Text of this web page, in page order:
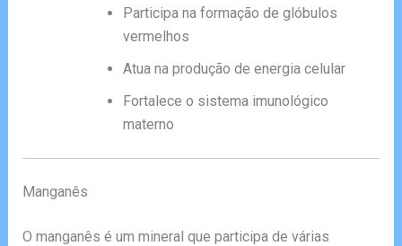
Participa na formação de glóbulos
vermelhos
Atua na produção de energia celular
Fortalece o sistema imunológico
materno
Manganês
O manganês é um mineral que participa de várias